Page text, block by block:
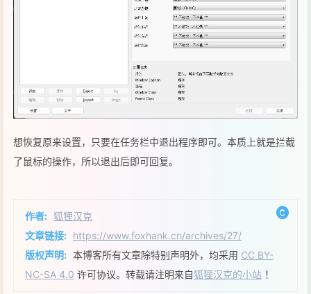
想恢复原来设置，只要在任务栏中退出程序即可。本质上就是拦截
了鼠标的操作，所以退出后即可回复。
作者: 狐狸汉克
文章链接: https://www.foxhank.cn/archives/27/
版权声明: 本博客所有文章除特别声明外，均采用 CC BY-
NC-SA 4.0 许可协议。转载请注明来自狐狸汉克的小站 ！